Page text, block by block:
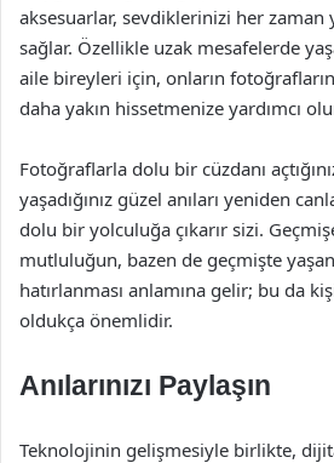
aksesuarlar, sevdiklerinizi her zaman
sağlar. Özellikle uzak mesafelerde
aile bireyleri için, onların
daha yakın hissetmenize yardımcı
Fotoğraflarla dolu bir cüzdanı
yaşadığınız güzel anıları yeniden
dolu bir yolculuğa çıkarır sizi.
mutluluğun, bazen de geçmişte
hatırlanması anlamına gelir; bu da
oldukça önemlidir.
Anılarınızı Paylaşın
Teknolojinin gelişmesiyle birlikte,